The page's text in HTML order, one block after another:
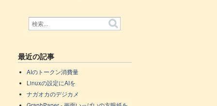
最近の記事
AIのトークン消費量
Linuxの設定にAIを
ナガオカのデジカメ